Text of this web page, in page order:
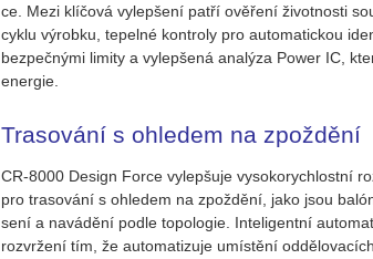
ce. Mezi klí­čo­vá vy­lep­še­ní patří ově­ře­ní ži­vot­nos­ti
cyklu vý­rob­ku, te­pel­né kon­t­ro­ly pro au­to­ma­tic­kou
bez­peč­ný­mi li­mi­ty a vy­lep­še­ná ana­lý­za Power IC,
ener­gie.
Trasování s ohledem na zpoždění
CR-8000 De­sign Force vy­lep­šu­je vy­so­ko­rych­lost­ní
pro tra­so­vá­ní s ohle­dem na zpož­dě­ní, jako jsou
se­ní a na­vá­dě­ní podle to­po­lo­gie. In­te­li­gent­ní
roz­vr­že­ní tím, že au­to­ma­ti­zu­je umís­tě­ní